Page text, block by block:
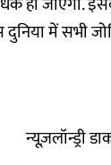
में सभी
न्यूज़लॉन्ड्री